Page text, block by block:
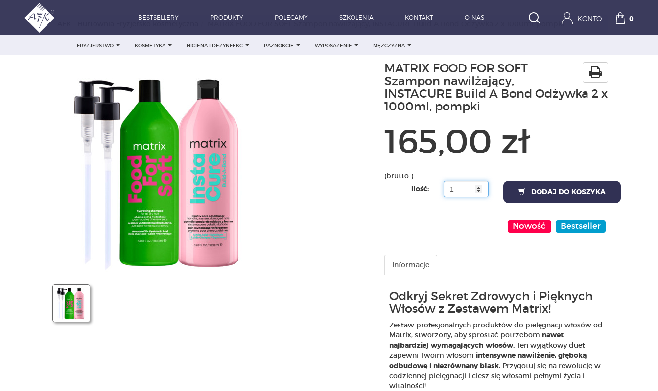
BESTSELLERY PRODUKTY POLECAMY SZKOLENIA KONTAKT O NAS KONTO 0
FRYZJERSTWO KOSMETYKA HIGIENA I DEZYNFEKC PAZNOKCIE WYPOSAŻENIE MĘŻCZYZNA
MATRIX FOOD FOR SOFT Szampon nawilżający, INSTACURE Build A Bond Odżywka 2 x 1000ml, pompki
MATRIX FOOD FOR SOFT
Szampon nawilżający,
INSTACURE Build A Bond Odżywka 2 x
1000ml, pompki
165,00 zł
(brutto )
Ilość: DODAJ DO KOSZYKA
Nowość Bestseller
Informacje
Odkryj Sekret Zdrowych i Pięknych
Włosów z Zestawem Matrix!
Zestaw profesjonalnych produktów do pielęgnacji włosów od
Matrix, stworzony, aby sprostać potrzebom nawet
najbardziej wymagających włosów.Ten wyjątkowy duet
zapewni Twoim włosom intensywne nawilżenie, głęboką
odbudowę i niezrównany blask.Przygotuj się na rewolucję w
codziennej pielęgnacji i ciesz się włosami pełnymi życia i
witalności!